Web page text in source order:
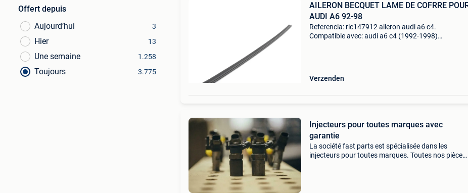
Offert depuis
Aujourd’hui
3
Hier 13
Une semaine 1.258
Toujours 3.775
AILERON BECQUET LAME DE COFRRE
AUDI A6 92-98
Referencia: rlc147912 aileron audi a6 c4.
Compatible avec: audi a6 c4 (1992-1998)
Verzenden
Injecteurs pour toutes marques avec
garantie
La société fast parts est spécialisée dans les
injecteurs pour toutes marques. Toutes nos pièces